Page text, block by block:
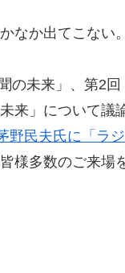
なか出てこない。
の未来」、第2
来」について議
野民夫氏に「ラ
様多数のご来場